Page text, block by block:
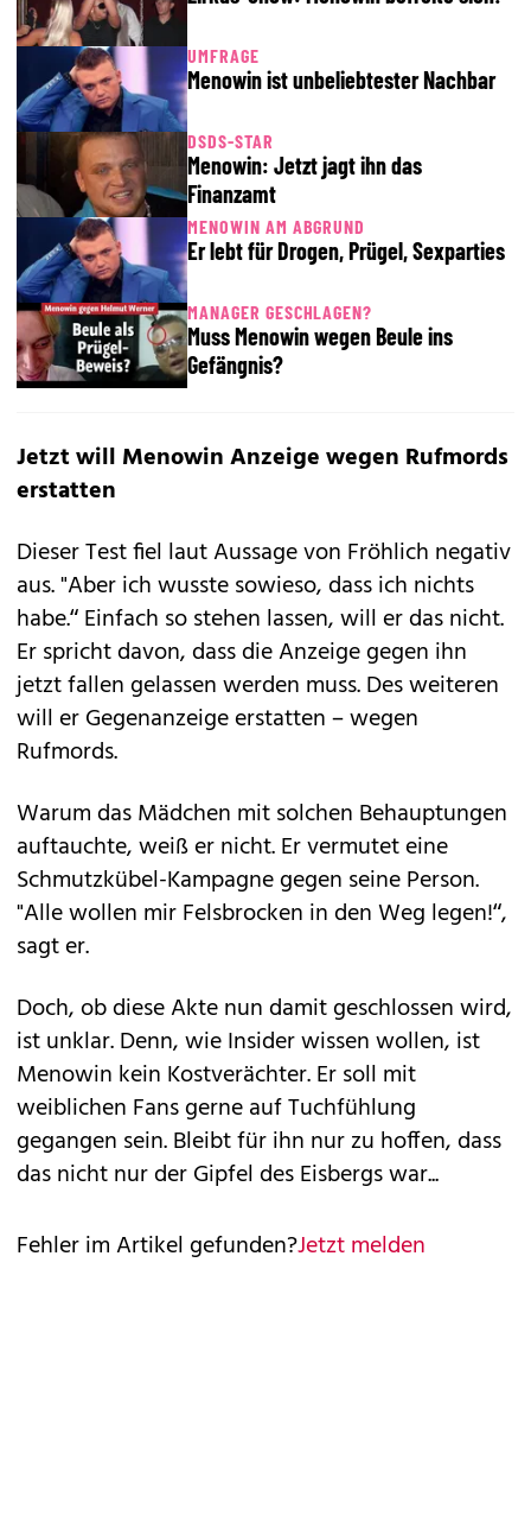
UMFRAGE
Menowin ist unbeliebtester Nachbar
DSDS-STAR
Menowin: Jetzt jagt ihn das
Finanzamt
MENOWIN AM ABGRUND
Er lebt für Drogen, Prügel, Sexparties
MANAGER GESCHLAGEN?
Muss Menowin wegen Beule ins
Gefängnis?
Jetzt will Menowin Anzeige wegen Rufmords
erstatten
Dieser Test fiel laut Aussage von Fröhlich negativ
aus. "Aber ich wusste sowieso, dass ich nichts
habe.“ Einfach so stehen lassen, will er das nicht.
Er spricht davon, dass die Anzeige gegen ihn
jetzt fallen gelassen werden muss. Des weiteren
will er Gegenanzeige erstatten – wegen
Rufmords.
Warum das Mädchen mit solchen Behauptungen
auftauchte, weiß er nicht. Er vermutet eine
Schmutzkübel-Kampagne gegen seine Person.
"Alle wollen mir Felsbrocken in den Weg legen!“,
sagt er.
Doch, ob diese Akte nun damit geschlossen wird,
ist unklar. Denn, wie Insider wissen wollen, ist
Menowin kein Kostverächter. Er soll mit
weiblichen Fans gerne auf Tuchfühlung
gegangen sein. Bleibt für ihn nur zu hoffen, dass
das nicht nur der Gipfel des Eisbergs war...
Fehler im Artikel gefunden?Jetzt melden